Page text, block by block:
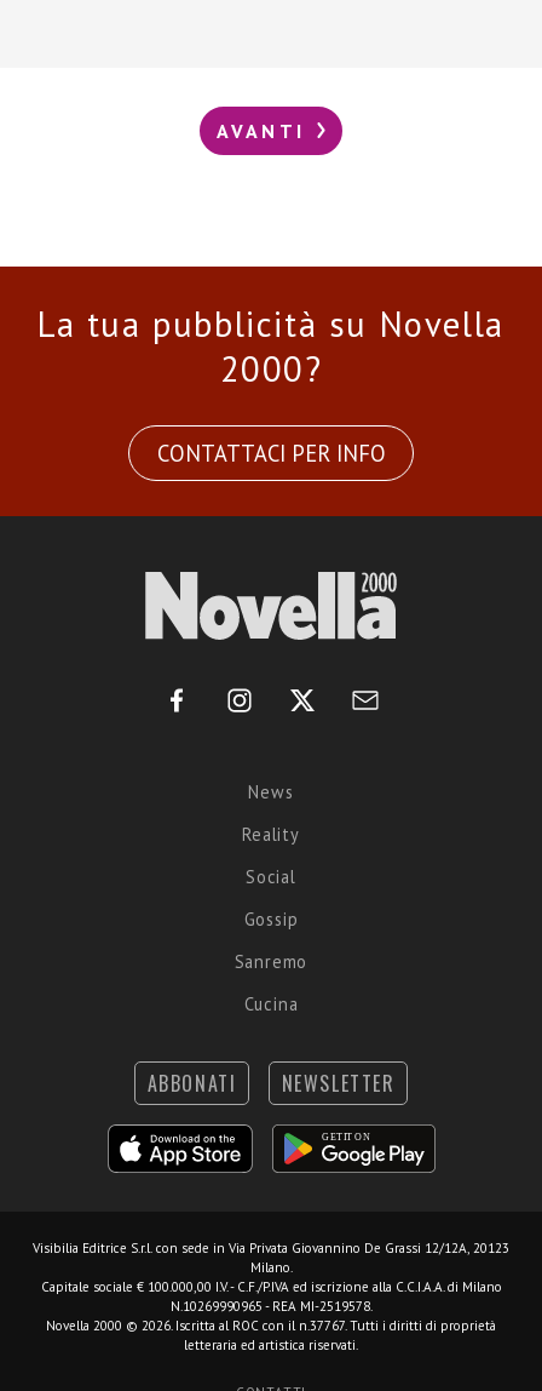
AVANTI
La tua pubblicità su Novella
2000?
CONTATTACI PER INFO
News
Reality
Social
Gossip
Sanremo
Cucina
ABBONATI NEWSLETTER
Visibilia Editrice S.r.l. con sede in Via Privata Giovannino De Grassi 12/12A, 20123
Milano.
Capitale sociale € 100.000,00 I.V. - C.F./P.IVA ed iscrizione alla C.C.I.A.A. di Milano
N.10269990965 - REA MI-2519578.
Novella 2000 © 2026. Iscritta al ROC con il n.37767. Tutti i diritti di proprietà
letteraria ed artistica riservati.